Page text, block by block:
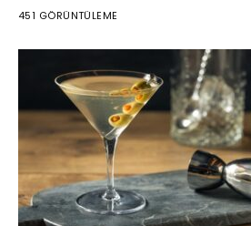
451 GÖRÜNTÜLEME